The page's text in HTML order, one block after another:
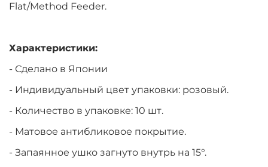
Flat/Method Feeder.
Характеристики:
- Сделано в Японии
- Индивидуальный цвет упаковки: розовый.
- Количество в упаковке: 10 шт.
- Матовое антибликовое покрытие.
- Запаянное ушко загнуто внутрь на 15°.